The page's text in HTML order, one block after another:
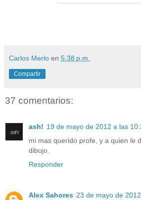
Carlos Merlo en 5:38 p.m.
Compartir
37 comentarios:
ash! 19 de mayo de 2012 a las
mi mas querido profe, y a quien le
dibujo.
Responder
Alex Sahores 23 de mayo de